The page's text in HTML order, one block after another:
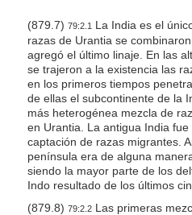
(879.7) 79:2.1 La India es el
razas de Urantia se
agregó el último linaje. En las
se trajeron a la existencia las
en los primeros tiempos
de ellas el subcontinente de la
más heterogénea mezcla de
en Urantia. La antigua India
captación de razas migrantes.
península era de alguna
siendo la mayor parte de los
Indo resultado de los últimos
(879.8) 79:2.2Las primeras